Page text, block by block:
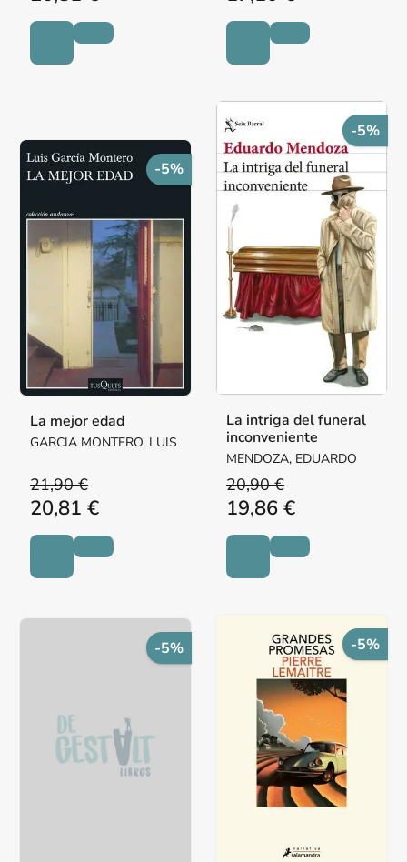
-5%
La mejor edad
GARCIA MONTERO, LUIS
21,90 €
20,81 €
-5%
La intriga del funeral
inconveniente
MENDOZA, EDUARDO
20,90 €
19,86 €
-5% -5%